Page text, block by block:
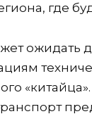
где
ожидать